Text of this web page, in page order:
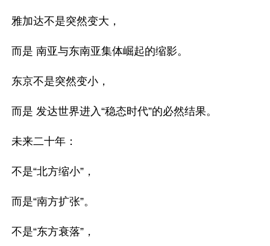
雅加达不是突然变大，
而是 南亚与东南亚集体崛起的缩影。
东京不是突然变小，
而是 发达世界进入“稳态时代”的必然结果。
未来二十年：
不是“北方缩小”，
而是“南方扩张”。
不是“东方衰落”，